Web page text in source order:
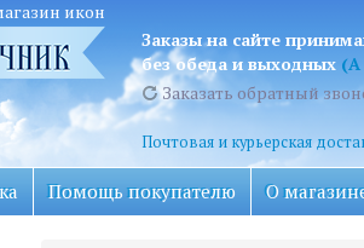
икон
Заказы на сайте
без обеда и выходных (А
Заказать обратный
Почтовая и курьерская
Помощь покупателю О